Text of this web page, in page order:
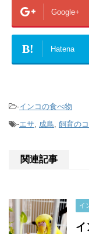
Google+
B! Hatena
-インコの食べ物
-エサ, 成鳥, 飼育の
関連記事
イ
イ